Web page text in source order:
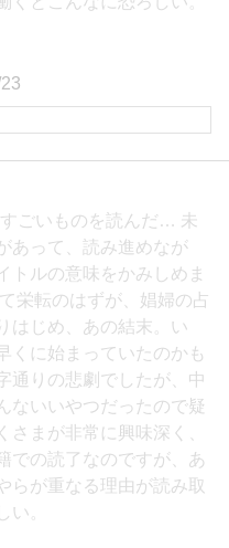
ごいものを読んだ… 未
あって、読み進めなが
トルの意味をかみしめま
栄転のはずが、娼婦の占
はじめ、あの結末。い
くに始まっていたのかも
通りの悲劇でしたが、中
ないいやつだったので疑
さまが非常に興味深く、
での読了なのですが、あ
らが重なる理由が読み取
い。